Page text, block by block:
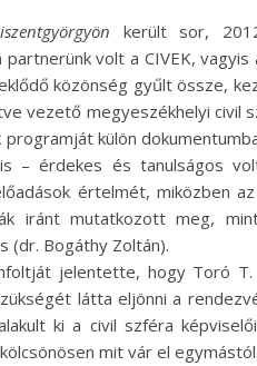
került sor,
volt a CIVEK,
közönség gyűlt össze,
vezető megyeszékhelyi civil
külön
– érdekes és tanulságos
értelmét, miközben
iránt mutatkozott meg,
(dr. Bogáthy Zoltán).
jelentette, hogy Toró
látta eljönni a
ki a civil szféra
mit vár el egymástól.